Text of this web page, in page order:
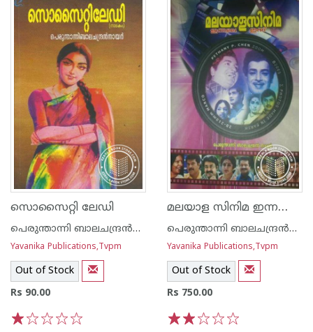
സൊസൈറ്റി ലേഡി
പെരുന്താന്നി ബാലചന്ദ്രന്‍നായര്‍
Yavanika Publications,Tvpm
Out of Stock
Rs 90.00
മലയാള സിനിമ ഇന്നലെ ഇന്ന്
പെരുന്താന്നി ബാലചന്ദ്രന്‍നായര്‍
Yavanika Publications,Tvpm
Out of Stock
Rs 750.00